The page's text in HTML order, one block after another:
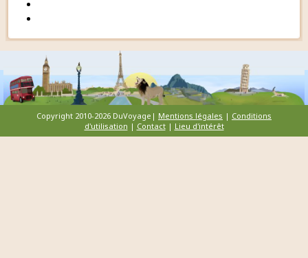
Copyright 2010-2026 DuVoyage| Mentions légales | Conditions
d'utilisation | Contact| Lieu d'intérêt